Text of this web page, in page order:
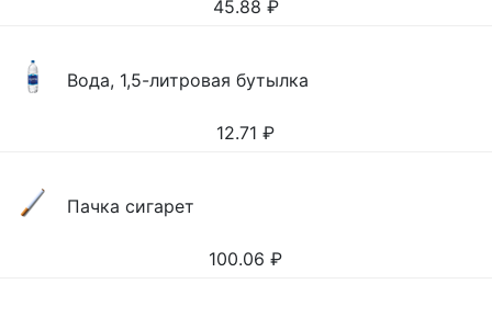
45.88 ₽
Вода, 1,5-литровая бутылка
12.71 ₽
Пачка сигарет
100.06 ₽